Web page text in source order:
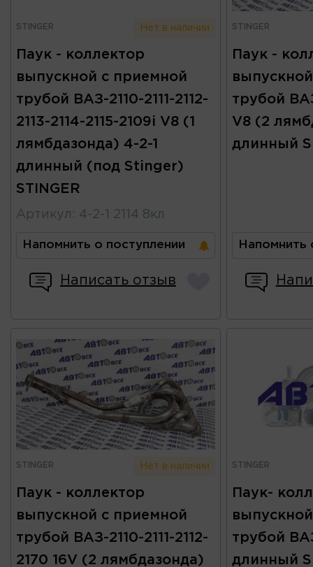
STINGER Нет в наличии
Паук - коллектор
выпускной с приемной
трубой ВАЗ-2110-2111-2112-
2113-2114-2115-2109i V8 (1
лямбдазонда) 4-2-1
длинный (под Stinger)
STINGER
Артикул : 4-2-1 2114 8кл
Напомнить о поступлении
Написать отзыв
STINGER
Паук -
трубой
V8 (2
длинный
Напомнить
STINGER Нет в наличии
Паук - коллектор
выпускной с приемной
трубой ВАЗ-2110-2111-2112-
2170 16V (2 лямбдазонда)
STINGER
Паук-
трубой
длинный